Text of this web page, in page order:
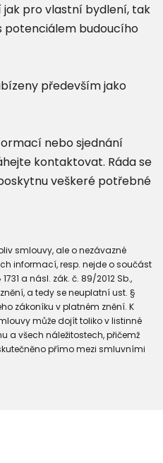
jak pro vlastní bydlení, tak
potenciálem budoucího
především jako
nebo sjednání
kontaktovat. Ráda se
veškeré potřebné
smlouvy, ale o nezávazné
informací, resp. nejde o součást
a násl. zák. č. 89/2012 Sb.,
a tedy se neuplatní ust. §
zákoníku v platném znění. K
může dojít toliko v listinné
a všech náležitostech, přičemž
přímo mezi smluvními